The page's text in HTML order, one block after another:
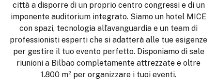
città a disporre di un proprio centro congressi e di un
imponente auditorium integrato. Siamo un hotel MICE
con spazi, tecnologia all’avanguardia e un team di
professionisti esperti che si adatterà alle tue esigenze
per gestire il tuo evento perfetto. Disponiamo di sale
riunioni a Bilbao completamente attrezzate e oltre
1.800 m² per organizzare i tuoi eventi.